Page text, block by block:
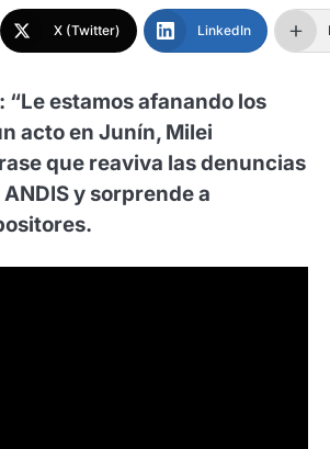
X (Twitter) LinkedIn
“Le estamos afanando los
acto en Junín, Milei
que reaviva las denuncias
y sorprende a